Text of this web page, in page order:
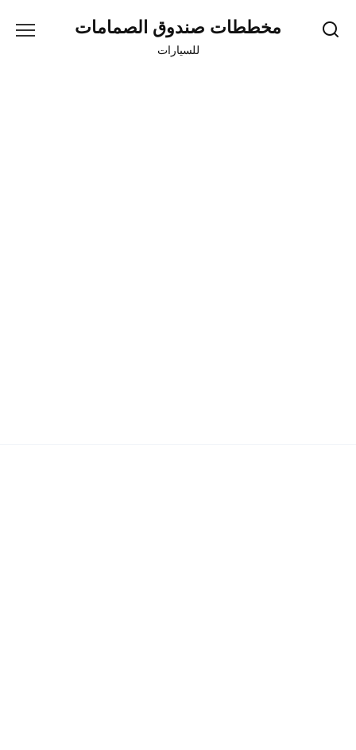
مخططات صندوق الصمامات
للسيارات